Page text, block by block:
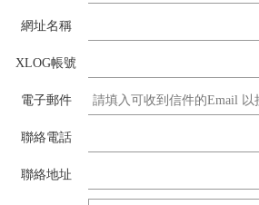
網址名稱
XLOG帳號
電子郵件
聯絡電話
聯絡地址